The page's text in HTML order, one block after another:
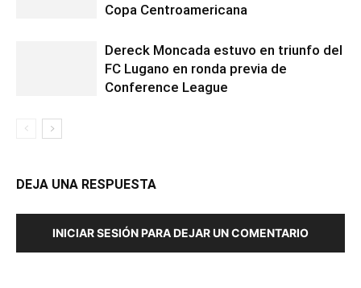
Copa Centroamericana
Dereck Moncada estuvo en triunfo del
FC Lugano en ronda previa de
Conference League
DEJA UNA RESPUESTA
INICIAR SESIÓN PARA DEJAR UN COMENTARIO